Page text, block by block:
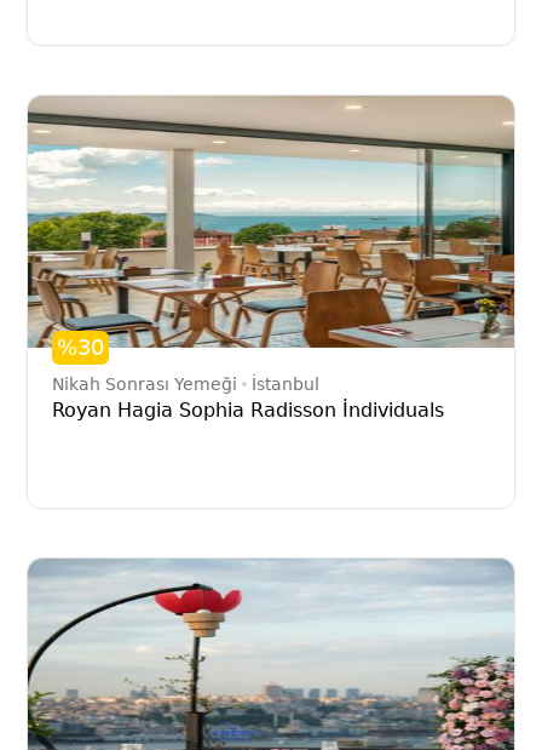
%30
Nikah Sonrası Yemeği İstanbul
Royan Hagia Sophia Radisson İndividuals